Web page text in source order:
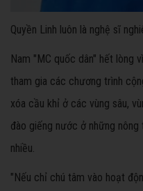
Quyền Linh luôn là nghệ sĩ
Nam "MC quốc dân" hết lòng
tham gia các chương trình
xóa cầu khỉ ở các vùng sâu,
đào giếng nước ở những nông
nhiều.
"Nếu chỉ chú tâm vào hoạt